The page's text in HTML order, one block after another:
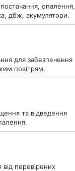
опалення,
дбж, акумулятори.
для забезпечення
повітрям.
та відведення
перевірених